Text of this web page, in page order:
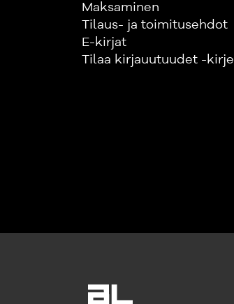
Maksaminen
Tilaus- ja toimitusehdot
E-kirjat
Tilaa kirjauutuudet -kirje